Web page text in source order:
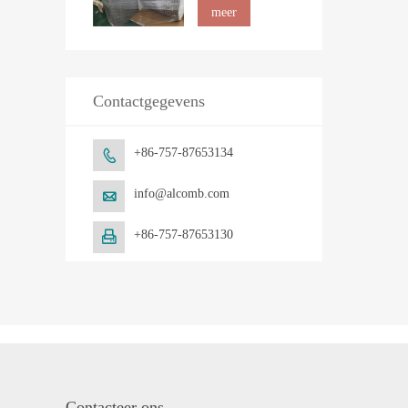
marmer
meer
Contactgegevens
 +86-757-87653134
 info@alcomb.com
 +86-757-87653130